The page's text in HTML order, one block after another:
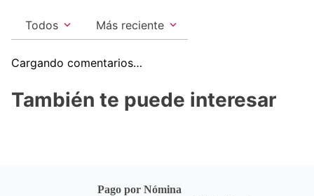
Más reciente
Todos
Cargando comentarios…
También te puede interesar
Pago por Nómina